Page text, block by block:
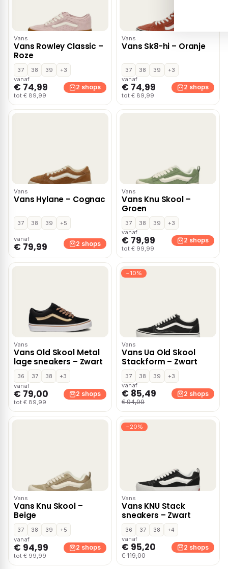
Vans
Vans Rowley Classic –
Roze
37 38 39
+3
vanaf
€ 74,99
tot € 89,99
2 shops
Vans
Vans Sk8-hi – Oranje
37 38 39
+3
vanaf
€ 74,99
tot € 89,99
2 shops
Vans
Vans Hylane – Cognac
37 38 39 +5
vanaf
€ 79,99 2 shops
Vans
Vans Knu Skool –
Groen
37 38 39
+3
vanaf
€ 79,99
tot € 99,99
2 shops
Vans
Vans Old Skool Metal
lage sneakers – Zwart
36 37 38
+3
vanaf
€ 79,00
tot € 89,99
2 shops
−10%
Vans
Vans Ua Old Skool
Stackform – Zwart
37 38 39
+3
vanaf
€ 85,49
€ 94,99
2 shops
Vans
Vans Knu Skool –
Beige
37 38 39
+5
vanaf
€ 94,99
tot € 99,99
2 shops
−20%
Vans
Vans KNU Stack
sneakers – Zwart
36 37 38
+4
vanaf
€ 95,20
€ 119,00
2 shops